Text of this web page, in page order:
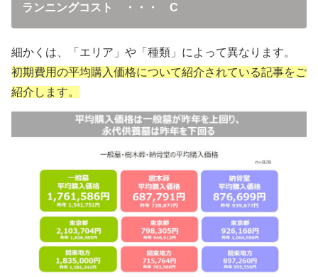
ランニングコスト ・・・ C
細かくは、「エリア」や「種類」によって異なります。
初期費用の平均購入価格について紹介されている記事をご
紹介します。